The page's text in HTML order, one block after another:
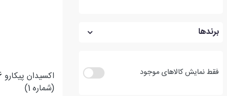
برندها
فقط نمایش کالاهای موجود
(شماره 1)